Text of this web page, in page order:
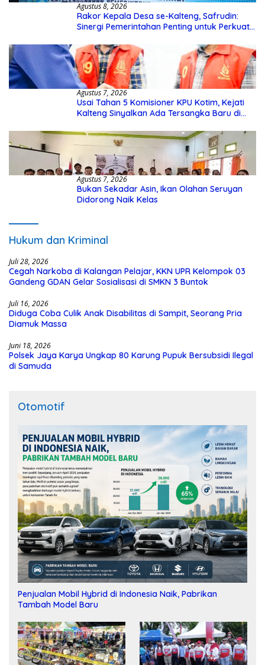
Agustus 8, 2026
Rakor Kepala Desa se-Kalteng, Safrudin:
Sinergi Pemerintahan Penting untuk Perkuat
Agustus 7, 2026
Usai Tahan 5 Komisioner KPU Kotim, Kejati
Kalteng Sinyalkan Ada Tersangka Baru di
Agustus 7, 2026
Bukan Sekadar Asin, Ikan Olahan Seruyan
Didorong Naik Kelas
Hukum dan Kriminal
Juli 28, 2026
Cegah Narkoba di Kalangan Pelajar, KKN UPR Kelompok 03
Gandeng GDAN Gelar Sosialisasi di SMKN 3 Buntok
Juli 16, 2026
Diduga Coba Culik Anak Disabilitas di Sampit, Seorang Pria
Diamuk Massa
Juni 18, 2026
Polsek Jaya Karya Ungkap 80 Karung Pupuk Bersubsidi Ilegal
di Samuda
Otomotif
Penjualan Mobil Hybrid di Indonesia Naik, Pabrikan
Tambah Model Baru